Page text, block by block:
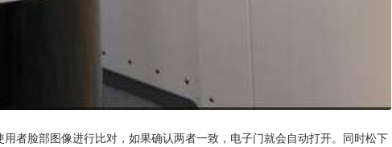
者脸部图像进行比对，如果确认两者一致，电子门就会自动打开。同时松下